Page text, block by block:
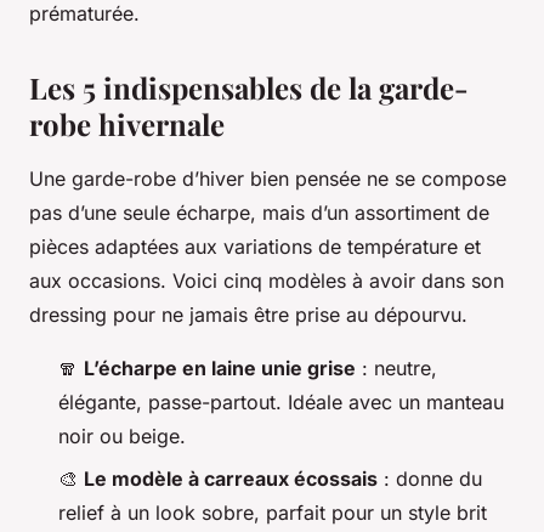
prématurée.
Les 5 indispensables de la garde-
robe hivernale
Une garde-robe d’hiver bien pensée ne se compose
pas d’une seule écharpe, mais d’un assortiment de
pièces adaptées aux variations de température et
aux occasions. Voici cinq modèles à avoir dans son
dressing pour ne jamais être prise au dépourvu.
🧣 L’écharpe en laine unie grise : neutre,
élégante, passe-partout. Idéale avec un manteau
noir ou beige.
🎨 Le modèle à carreaux écossais : donne du
relief à un look sobre, parfait pour un style brit